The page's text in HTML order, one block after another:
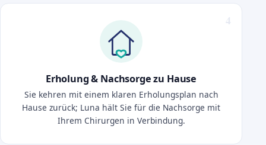
Erholung & Nachsorge zu Hause
Sie kehren mit einem klaren Erholungsplan nach
Hause zurück; Luna hält Sie für die Nachsorge mit
Ihrem Chirurgen in Verbindung.